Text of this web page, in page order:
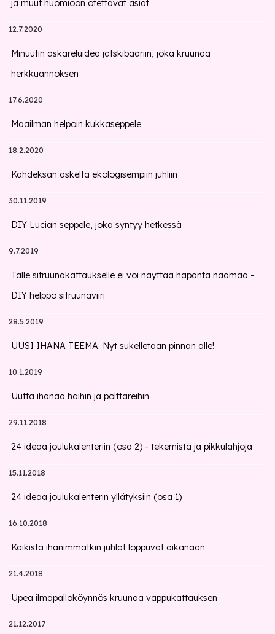
ja muut huomioon otettavat asiat
12.7.2020
Minuutin askareluidea jätskibaariin, joka kruunaa
herkkuannoksen
17.6.2020
Maailman helpoin kukkaseppele
18.2.2020
Kahdeksan askelta ekologisempiin juhliin
30.11.2019
DIY Lucian seppele, joka syntyy hetkessä
9.7.2019
Tälle sitruunakattaukselle ei voi näyttää hapanta naamaa -
DIY helppo sitruunaviiri
28.5.2019
UUSI IHANA TEEMA: Nyt sukelletaan pinnan alle!
10.1.2019
Uutta ihanaa häihin ja polttareihin
29.11.2018
24 ideaa joulukalenteriin (osa 2) - tekemistä ja pikkulahjoja
15.11.2018
24 ideaa joulukalenterin yllätyksiin (osa 1)
16.10.2018
Kaikista ihanimmatkin juhlat loppuvat aikanaan
21.4.2018
Upea ilmapalloköynnös kruunaa vappukattauksen
21.12.2017